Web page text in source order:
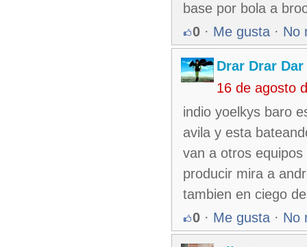
base por bola a
0 · Me gusta · No
Drar Drar Dar
16 de agosto
indio yoelkys baro
avila y esta
van a otros
producir mira a
tambien en ciego
0 · Me gusta · No